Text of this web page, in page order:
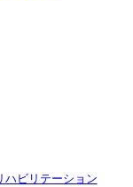
ハビリテーション